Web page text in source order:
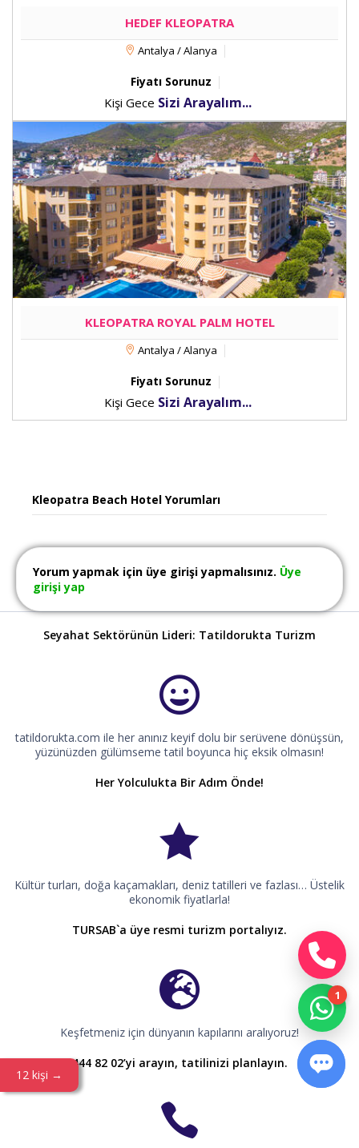
HEDEF KLEOPATRA
Antalya / Alanya
Fiyatı Sorunuz
Kişi Gece Sizi Arayalım...
KLEOPATRA ROYAL PALM HOTEL
Antalya / Alanya
Fiyatı Sorunuz
Kişi Gece Sizi Arayalım...
Kleopatra Beach Hotel Yorumları
Yorum yapmak için üye girişi yapmalısınız. Üye
girişi yap
Seyahat Sektörünün Lideri: Tatildorukta Turizm
tatildorukta.com ile her anınız keyif dolu bir serüvene dönüşsün,
yüzünüzden gülümseme tatil boyunca hiç eksik olmasın!
Her Yolculukta Bir Adım Önde!
Kültür turları, doğa kaçamakları, deniz tatilleri ve fazlası… Üstelik
ekonomik fiyatlarla!
TURSAB`a üye resmi turizm portalıyız.
Keşfetmeniz için dünyanın kapılarını aralıyoruz!
444 82 02’yi arayın, tatilinizi planlayın.
12 kişi →